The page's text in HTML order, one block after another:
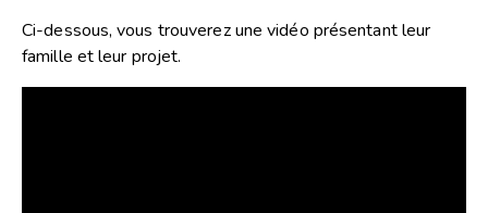
Ci-dessous, vous trouverez une vidéo présentant leur
famille et leur projet.